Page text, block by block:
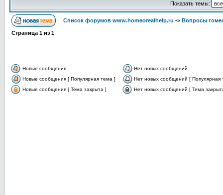
Показать темы:
Список форумов www.homeorealhelp.ru -> Вопросы
Страница 1 из 1
Новые сообщения
Нет новых сообщений
Новые сообщения [ Популярная тема ]
Нет новых сообщений [ Популярная
Новые сообщения [ Тема закрыта ]
Нет новых сообщений [ Тема